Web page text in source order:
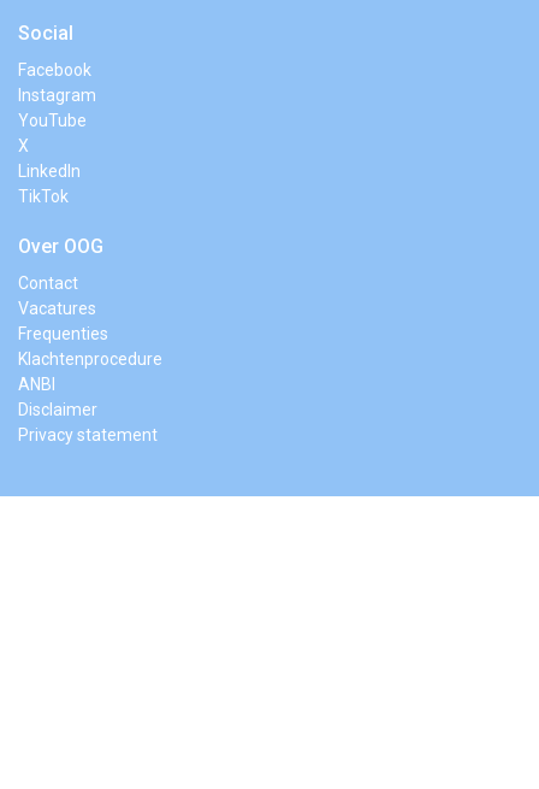
Social
Facebook
Instagram
YouTube
X
LinkedIn
TikTok
Over OOG
Contact
Vacatures
Frequenties
Klachtenprocedure
ANBI
Disclaimer
Privacy statement